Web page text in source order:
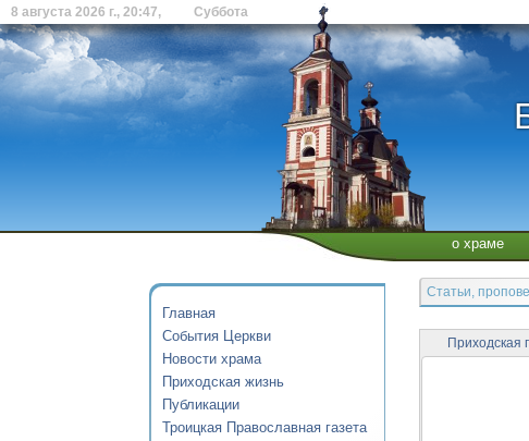
8 августа 2026 г., 20:47, Суббота
о храме
Главная
События Церкви
Новости храма
Приходская жизнь
Публикации
Троицкая Православная газета
Статьи,
Приходская